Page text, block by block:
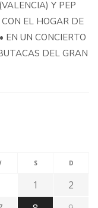
Y PEP
EL HOGAR DE
EN UN CONCIERTO
DEL GRAN
S D
1
2